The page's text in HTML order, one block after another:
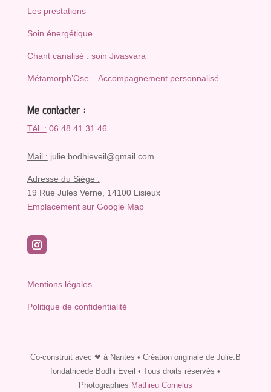
Les prestations
Soin énergétique
Chant canalisé : soin Jivasvara
Métamorph’Ose – Accompagnement personnalisé
Me contacter :
Tél. : 06.48.41.31.46
Mail : julie.bodhieveil@gmail.com
Adresse du Siège :
19 Rue Jules Verne, 14100 Lisieux
Emplacement sur Google Map
Mentions légales
Politique de confidentialité
Co-construit avec ❤ à Nantes • Création originale de Julie.B
fondatricede Bodhi Eveil• Tous droits réservés •
Photographies Mathieu Cornelus